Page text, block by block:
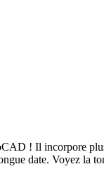
! Il incorpore
date. Voyez la